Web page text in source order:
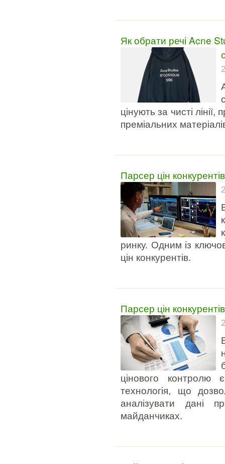
Як обрати речі Acne
цінують за чисті
преміальних
Парсер цін
ринку. Одним із
цін конкурентів.
Парсер цін
цінового
технологія, що
аналізувати дані
майданчиках.